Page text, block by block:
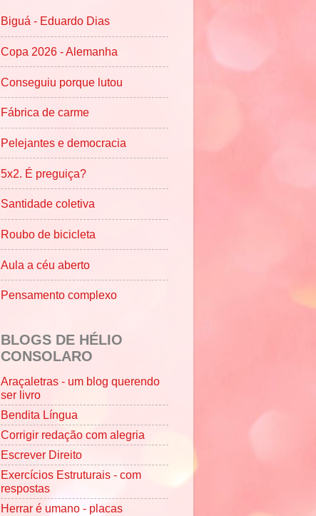
Biguá - Eduardo Dias
Copa 2026 - Alemanha
Conseguiu porque lutou
Fábrica de carme
Pelejantes e democracia
5x2. É preguiça?
Santidade coletiva
Roubo de bicicleta
Aula a céu aberto
Pensamento complexo
BLOGS DE HÉLIO
CONSOLARO
Araçaletras - um blog querendo
ser livro
Bendita Língua
Corrigir redação com alegria
Escrever Direito
Exercícios Estruturais - com
respostas
Herrar é umano - placas